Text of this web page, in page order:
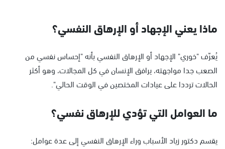
ماذا يعني الإجهاد أو الإرهاق النفسي؟
يُعرّف "خوري" الإجهاد أو الإرهاق النفسي بأنه "إحساس نفسي من
الصعب جدا مواجهته، يرافق الإنسان في كل المجالات، وهو أكثر
الحالات ترددا على عيادات المختصين في الوقت الحالي".
ما العوامل التي تؤدي للإرهاق نفسي؟
يقسم دكتور زياد الأسباب وراء الإرهاق النفسي إلى عدة عوامل: